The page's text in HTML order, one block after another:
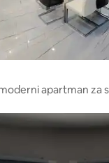
apartman za